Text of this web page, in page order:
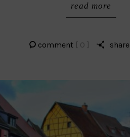
read more
comment [ 0 ] share